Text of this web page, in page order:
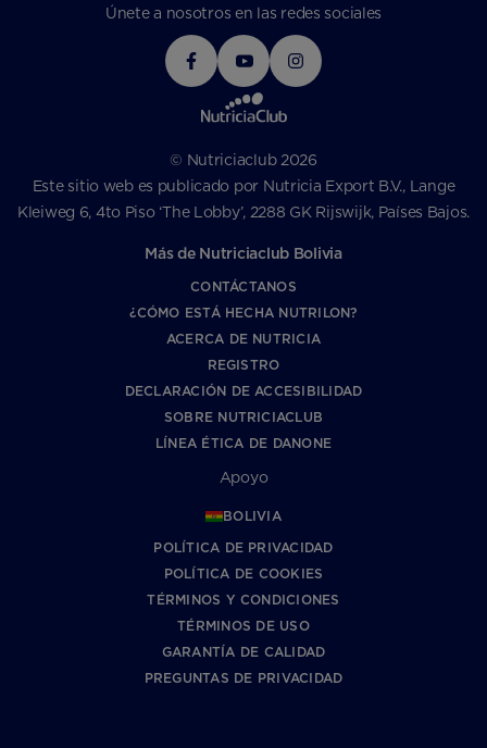
Únete a nosotros en las redes sociales
© Nutriciaclub 2026
Este sitio web es publicado por Nutricia Export B.V., Lange
Kleiweg 6, 4to Piso ‘The Lobby’, 2288 GK Rijswijk, Países Bajos.
Más de Nutriciaclub Bolivia
CONTÁCTANOS
¿CÓMO ESTÁ HECHA NUTRILON?
ACERCA DE NUTRICIA
REGISTRO
DECLARACIÓN DE ACCESIBILIDAD
SOBRE NUTRICIACLUB
LÍNEA ÉTICA DE DANONE
Apoyo
BOLIVIA
POLÍTICA DE PRIVACIDAD
POLÍTICA DE COOKIES
TÉRMINOS Y CONDICIONES
TÉRMINOS DE USO
GARANTÍA DE CALIDAD
PREGUNTAS DE PRIVACIDAD